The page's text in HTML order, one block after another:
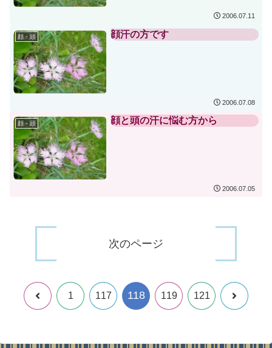
2006.07.11
顔・頭 顔汗の方です
2006.07.08
顔・頭 顔と頭の汗に悩む方から
2006.07.05
次のページ
前 1 117 118 119 121 次